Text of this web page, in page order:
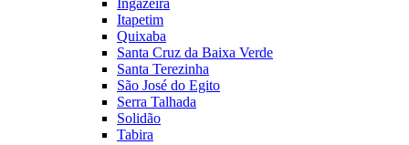
Ingazeira
Itapetim
Quixaba
Santa Cruz da Baixa Verde
Santa Terezinha
São José do Egito
Serra Talhada
Solidão
Tabira